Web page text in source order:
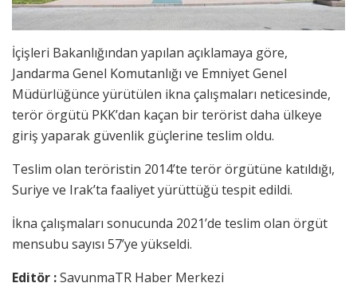
İçişleri Bakanlığından yapılan açıklamaya göre,
Jandarma Genel Komutanlığı ve Emniyet Genel
Müdürlüğünce yürütülen ikna çalışmaları neticesinde,
terör örgütü PKK’dan kaçan bir terörist daha ülkeye
giriş yaparak güvenlik güçlerine teslim oldu.
Teslim olan teröristin 2014’te terör örgütüne katıldığı,
Suriye ve Irak’ta faaliyet yürüttüğü tespit edildi.
İkna çalışmaları sonucunda 2021’de teslim olan örgüt
mensubu sayısı 57’ye yükseldi.
Editör :SavunmaTR Haber Merkezi